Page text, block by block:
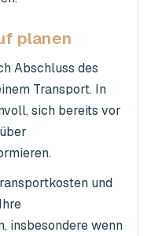
planen
Abschluss des
Transport. In
sich bereits vor
und
insbesondere wenn